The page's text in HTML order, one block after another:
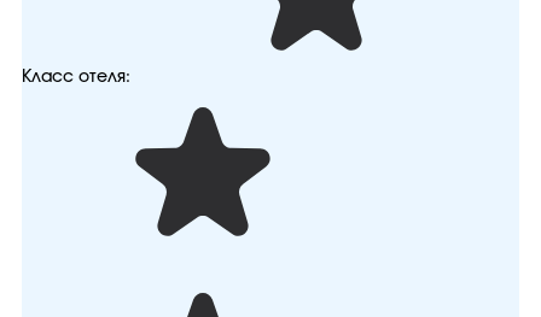
Класс отеля: